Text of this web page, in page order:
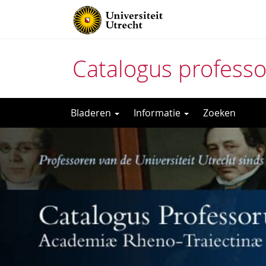
Catalogus
naar
het
inhoud
Bladeren Informatie Zoeken